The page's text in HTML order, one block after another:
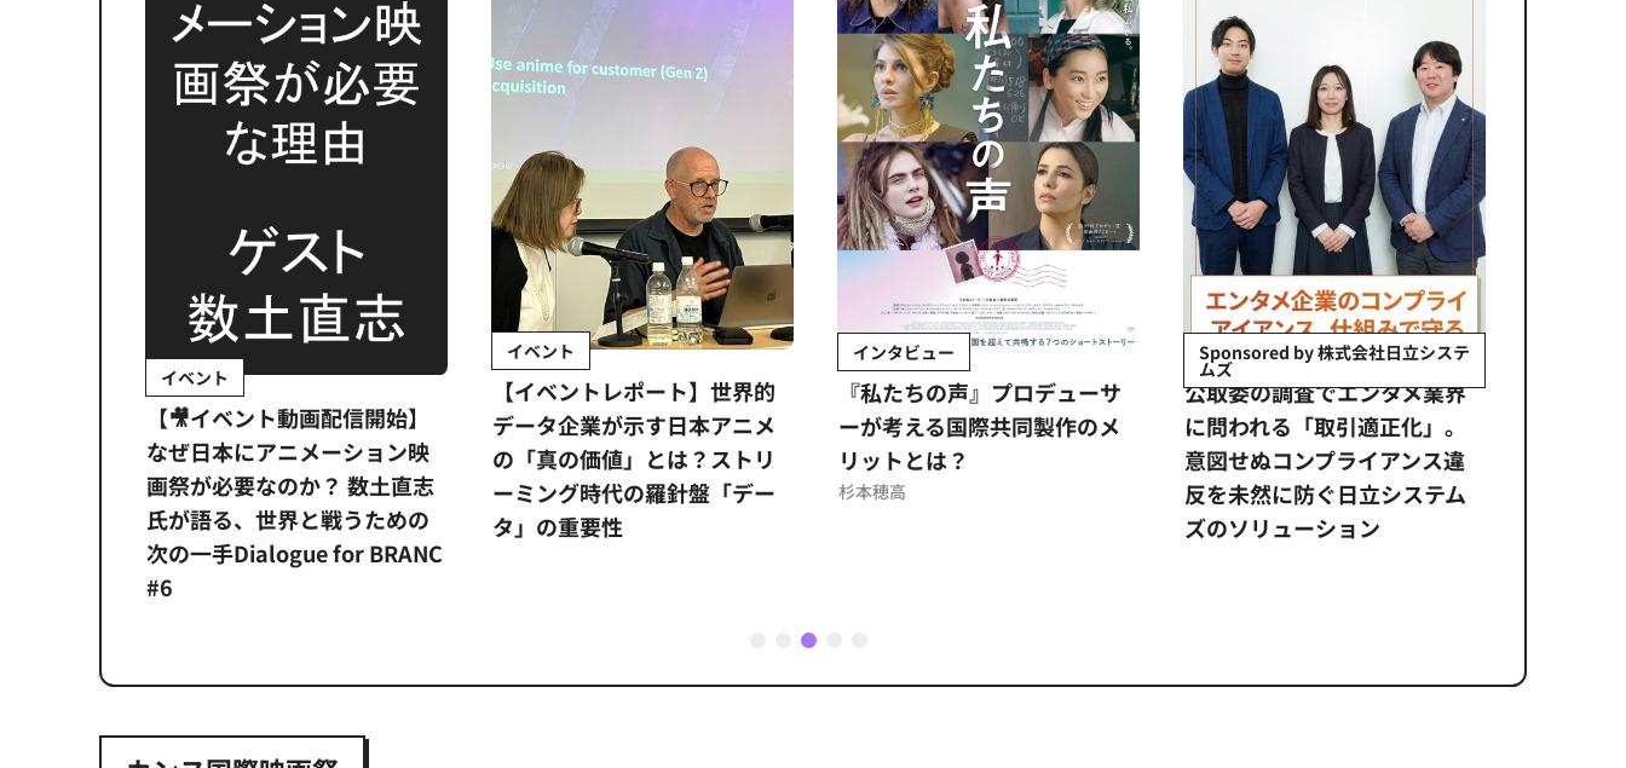
イベント
【🎥イベント動画配信開始】
なぜ日本にアニメーション映
画祭が必要なのか？ 数土直志
氏が語る、世界と戦うための
次の一手Dialogue for BRANC
#6
イベント
【イベントレポート】世界的
データ企業が示す日本アニメ
の「真の価値」とは？ストリ
ーミング時代の羅針盤「デー
タ」の重要性
インタビュー
『私たちの声』プロデューサ
ーが考える国際共同製作のメ
リットとは？
杉本穂高
Sponsored by 株式会社日立システ
ムズ
公​​取委の調査でエンタメ業界
に問われる「取引適正化」。
意図せぬコンプライアンス違
反を未然に防ぐ日立システム
ズのソリューション​
2 3